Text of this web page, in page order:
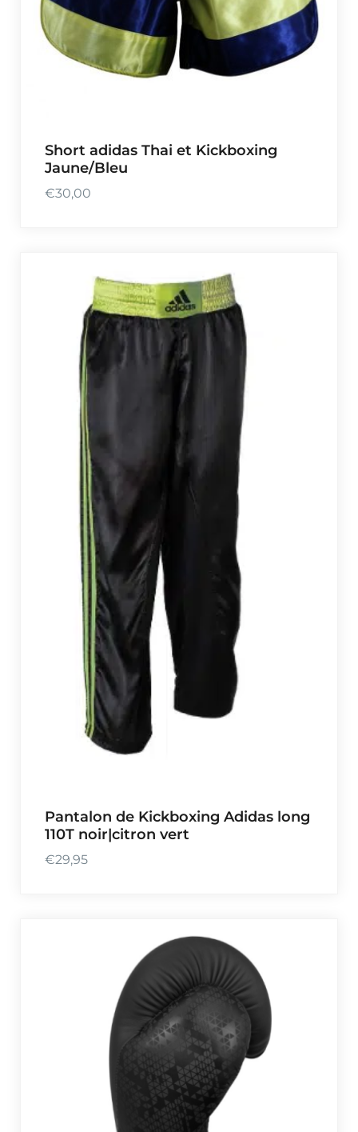
Short adidas Thai et Kickboxing
Jaune/Bleu
€30,00
Pantalon de Kickboxing Adidas long
110T noir|citron vert
€29,95